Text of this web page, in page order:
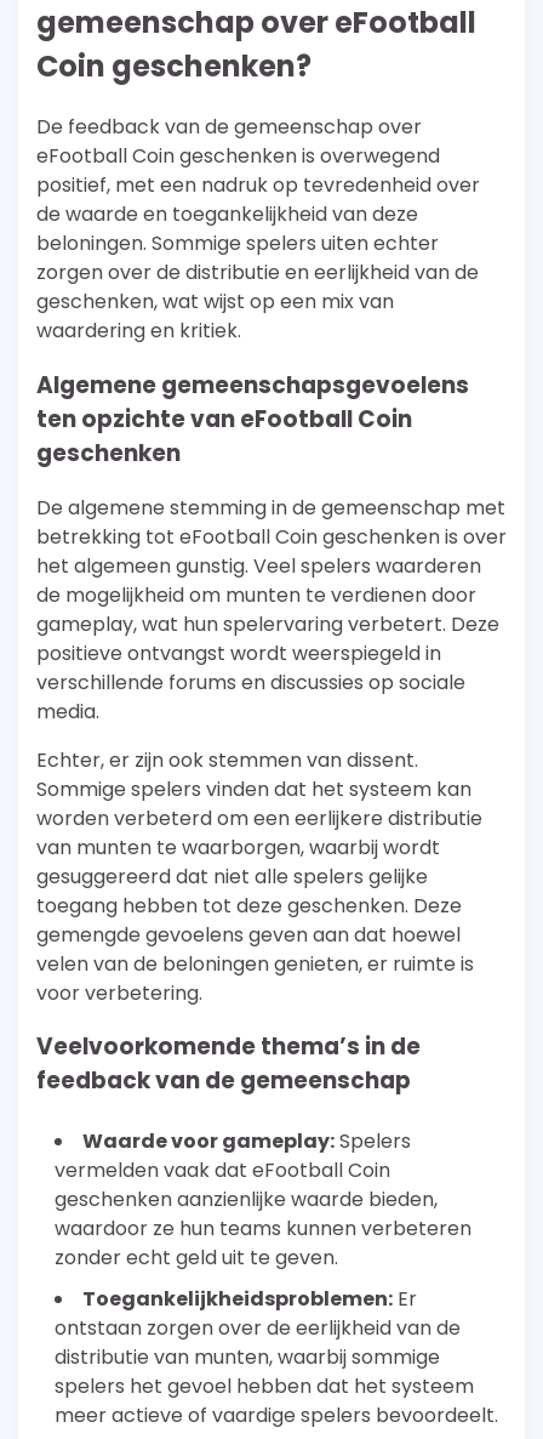
gemeenschap over eFootball
Coin geschenken?
De feedback van de gemeenschap over
eFootball Coin geschenken is overwegend
positief, met een nadruk op tevredenheid over
de waarde en toegankelijkheid van deze
beloningen. Sommige spelers uiten echter
zorgen over de distributie en eerlijkheid van de
geschenken, wat wijst op een mix van
waardering en kritiek.
Algemene gemeenschapsgevoelens
ten opzichte van eFootball Coin
geschenken
De algemene stemming in de gemeenschap met
betrekking tot eFootball Coin geschenken is over
het algemeen gunstig. Veel spelers waarderen
de mogelijkheid om munten te verdienen door
gameplay, wat hun spelervaring verbetert. Deze
positieve ontvangst wordt weerspiegeld in
verschillende forums en discussies op sociale
media.
Echter, er zijn ook stemmen van dissent.
Sommige spelers vinden dat het systeem kan
worden verbeterd om een eerlijkere distributie
van munten te waarborgen, waarbij wordt
gesuggereerd dat niet alle spelers gelijke
toegang hebben tot deze geschenken. Deze
gemengde gevoelens geven aan dat hoewel
velen van de beloningen genieten, er ruimte is
voor verbetering.
Veelvoorkomende thema’s in de
feedback van de gemeenschap
Waarde voor gameplay:Spelers
vermelden vaak dat eFootball Coin
geschenken aanzienlijke waarde bieden,
waardoor ze hun teams kunnen verbeteren
zonder echt geld uit te geven.
Toegankelijkheidsproblemen: Er
ontstaan zorgen over de eerlijkheid van de
distributie van munten, waarbij sommige
spelers het gevoel hebben dat het systeem
meer actieve of vaardige spelers bevoordeelt.